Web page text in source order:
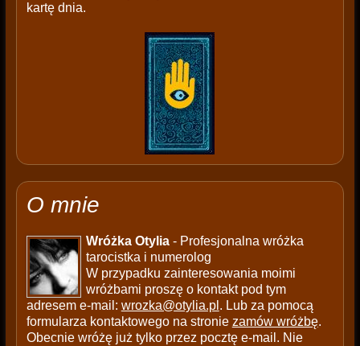
kartę dnia.
O mnie
Wróżka Otylia- Profesjonalna wróżka
tarocistka i numerolog
W przypadku zainteresowania moimi
wróżbami proszę o kontakt pod tym
adresem e-mail: wrozka@otylia.pl . Lub za pomocą
formularza kontaktowego na stronie zamów wróżbę.
Obecnie wróżę już tylko przez pocztę e-mail. Nie